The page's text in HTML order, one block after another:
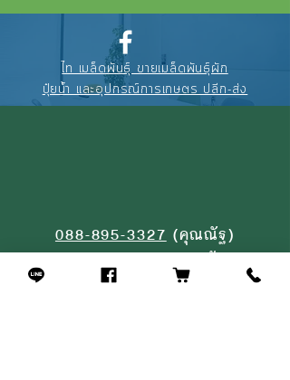
ไท เมล็ดพันธุ์ ขายเมล็ดพันธุ์ผัก
ปุ๋ยน้ำ และอุปกรณ์การเกษตร ปลีก-ส่ง
088-895-3327(คุณณัฐ)
094-256-2322
(คุณจุ้ย)